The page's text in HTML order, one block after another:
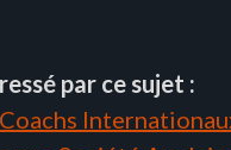
par ce sujet :